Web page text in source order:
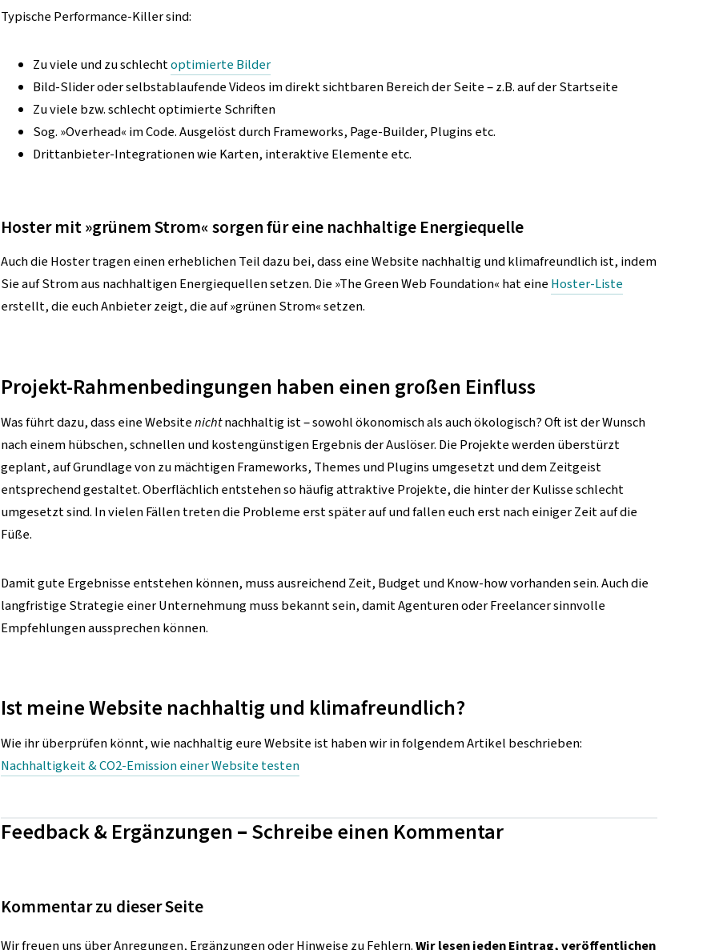
Typische Performance-Killer sind:
Zu viele und zu schlechtoptimierte Bilder
Bild-Slider oder selbstablaufende Videos im direkt sichtbaren Bereich der Seite – z.B. auf der Startseite
Zu viele bzw. schlecht optimierte Schriften
Sog. »Overhead« im Code. Ausgelöst durch Frameworks, Page-Builder, Plugins etc.
Drittanbieter-Integrationen wie Karten, interaktive Elemente etc.
Hoster mit »grünem Strom« sorgen für eine nachhaltige Energiequelle
Auch die Hoster tragen einen erheblichen Teil dazu bei, dass eine Website nachhaltig und klimafreundlich ist, indem
Sie auf Strom aus nachhaltigen Energiequellen setzen. Die »The Green Web Foundation« hat eine Hoster-Liste
erstellt, die euch Anbieter zeigt, die auf »grünen Strom« setzen.
Projekt-Rahmenbedingungen haben einen großen Einfluss
Was führt dazu, dass eine Websitenichtnachhaltig ist – sowohl ökonomisch als auch ökologisch? Oft ist der Wunsch
nach einem hübschen, schnellen und kostengünstigen Ergebnis der Auslöser. Die Projekte werden überstürzt
geplant, auf Grundlage von zu mächtigen Frameworks, Themes und Plugins umgesetzt und dem Zeitgeist
entsprechend gestaltet. Oberflächlich entstehen so häufig attraktive Projekte, die hinter der Kulisse schlecht
umgesetzt sind. In vielen Fällen treten die Probleme erst später auf und fallen euch erst nach einiger Zeit auf die
Füße.
Damit gute Ergebnisse entstehen können, muss ausreichend Zeit, Budget und Know-how vorhanden sein. Auch die
langfristige Strategie einer Unternehmung muss bekannt sein, damit Agenturen oder Freelancer sinnvolle
Empfehlungen aussprechen können.
Ist meine Website nachhaltig und klimafreundlich?
Wie ihr überprüfen könnt, wie nachhaltig eure Website ist haben wir in folgendem Artikel beschrieben:
Nachhaltigkeit & CO2-Emission einer Website testen
Feedback & Ergänzungen – Schreibe einen Kommentar
Kommentar zu dieser Seite